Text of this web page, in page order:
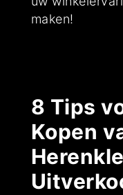
maken!
8 Tips
Kopen